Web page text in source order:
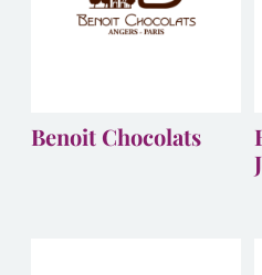
Benoit Chocolats